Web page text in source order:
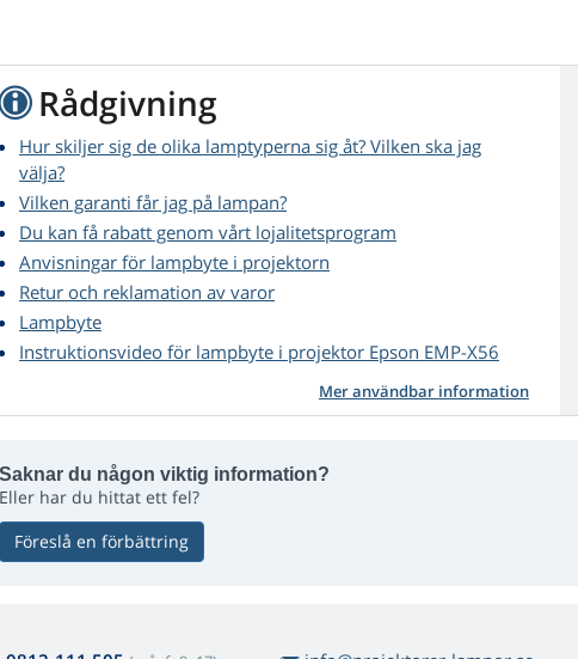
Rådgivning
Hur skiljer sig de olika lamptyperna sig åt? Vilken ska jag
välja?
Vilken garanti får jag på lampan?
Du kan få rabatt genom vårt lojalitetsprogram
Anvisningar för lampbyte i projektorn
Retur och reklamation av varor
Lampbyte
Instruktionsvideo för lampbyte i projektor Epson EMP-X56
Mer användbar information
Saknar du någon viktig information?
Eller har du hittat ett fel?
Föreslå en förbättring